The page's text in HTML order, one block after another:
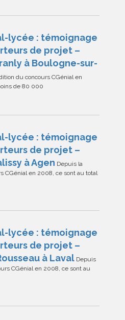
lycée : témoignage
de projet –
à Boulogne-sur-
du concours CGénial en
de 80 000
lycée : témoignage
de projet –
à Agen Depuis la
CGénial en 2008, ce sont au total
lycée : témoignage
de projet –
à Laval Depuis
CGénial en 2008, ce sont au